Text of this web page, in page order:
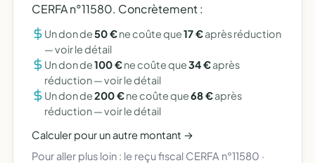
CERFA n°11580. Concrètement :
Un don de50 €ne coûte que17 €après réduction
—voir le détail
Un don de100 €ne coûte que34 €après
réduction —voir le détail
Un don de200 €ne coûte que68 €après
réduction —voir le détail
Calculer pour un autre montant →
Pour aller plus loin : le reçu fiscal CERFA n°11580 ·